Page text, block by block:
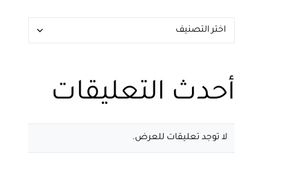
أحدث التعليقات
لا توجد تعليقات للعرض.